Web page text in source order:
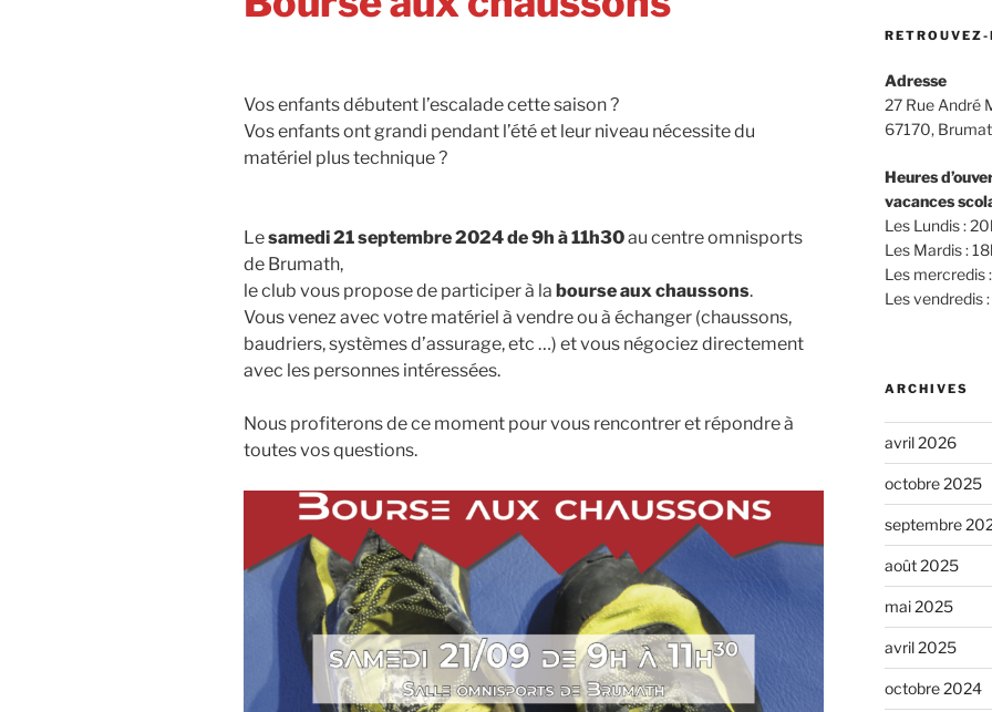
Vos enfants débutent l’escalade cette saison ?
Vos enfants ont grandi pendant l’été et leur niveau nécessite du
matériel plus technique ?
Lesamedi 21 septembre 2024 de 9h à 11h30au centre omnisports
de Brumath,
le club vous propose de participer à la bourse aux chaussons.
Vous venez avec votre matériel à vendre ou à échanger (chaussons,
baudriers, systèmes d’assurage, etc …) et vous négociez directement
avec les personnes intéressées.
Nous profiterons de ce moment pour vous rencontrer et répondre à
toutes vos questions.
RETROUVEZ-
Adresse
27 Rue André
67170,
Heures
vacances
Les Lundis :
Les Mardis :
Les mercredis
Les vendredis
ARCHIVES
avril 2026
octobre 2025
septembre
août 2025
mai 2025
avril 2025
octobre 2024